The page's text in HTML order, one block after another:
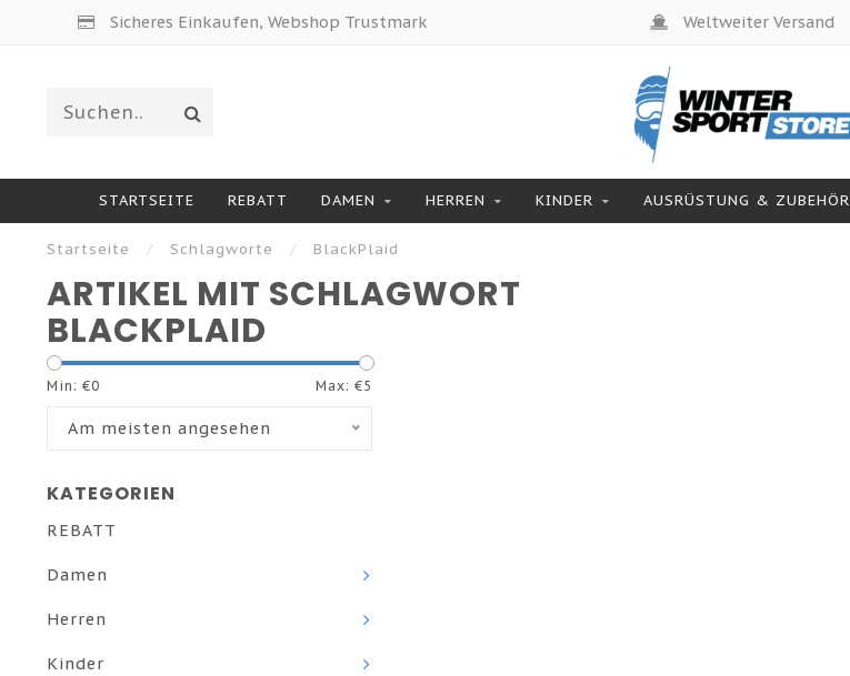
Sicheres Einkaufen, Webshop Trustmark Weltweiter Versand
STARTSEITE REBATT DAMEN HERREN KINDER AUSRÜSTUNG & ZUBEHÖR
Startseite / Schlagworte / BlackPlaid
ARTIKEL MIT SCHLAGWORT
BLACKPLAID
Min: €0 Max: €5
Am meisten angesehen
KATEGORIEN
REBATT
Damen
Herren
Kinder